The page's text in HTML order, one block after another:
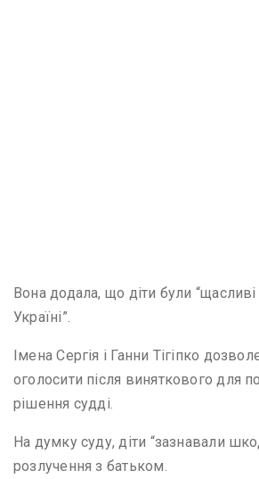
Вона додала, що діти були
Україні”.
Імена Сергія і Ганни Тігіпко
оголосити після виняткового для
рішення судді.
На думку суду, діти “зазнавали
розлучення з батьком.